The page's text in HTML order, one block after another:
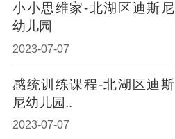
小小思维家-北湖区迪斯尼
幼儿园
2023-07-07
感统训练课程-北湖区迪斯
尼幼儿园..
2023-07-07